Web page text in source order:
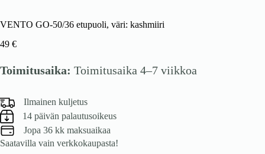
VENTO GO-50/36 etupuoli, väri: kashmiiri
49 €
Toimitusaika: Toimitusaika 4–7 viikkoa
Ilmainen kuljetus
14 päivän palautusoikeus
Jopa 36 kk maksuaikaa
Saatavilla vain verkkokaupasta!